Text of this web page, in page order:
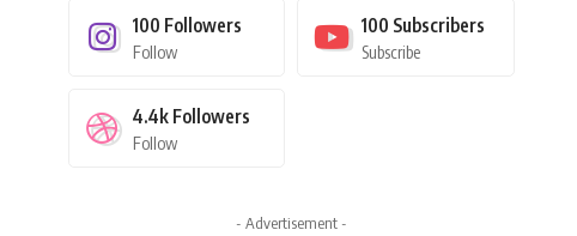
100 Followers
Follow
100 Subscribers
Subscribe
4.4k Followers
Follow
- Advertisement -